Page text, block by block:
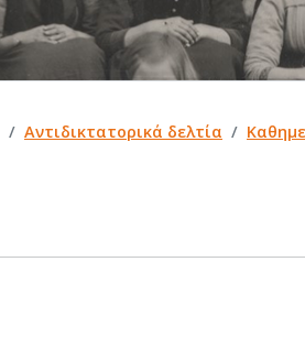
Αντιδικτατορικά δελτία